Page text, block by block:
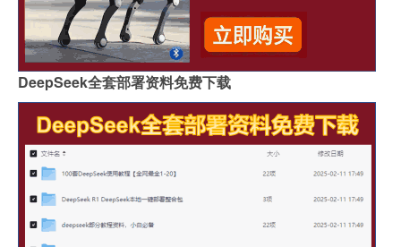
DeepSeek全套部署资料免费下载